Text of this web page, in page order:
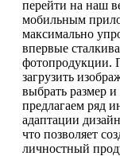
перейти на наш
мобильным
максимально
впервые
фотопродукции.
загрузить
выбрать размер
предлагаем ряд
адаптации
что позволяет
личностный